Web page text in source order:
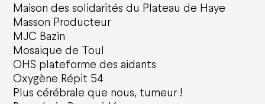
Maison des solidarités du Plateau de Haye
Masson Producteur
MJC Bazin
Mosaïque de Toul
OHS plateforme des aidants
Oxygène Répit 54
Plus cérébrale que nous, tumeur !